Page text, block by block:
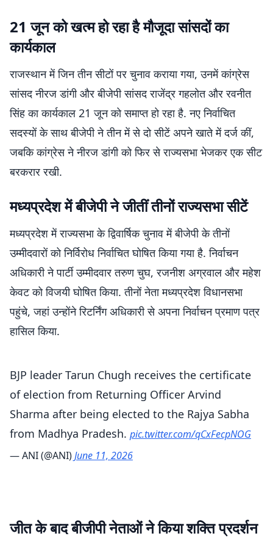
21 जून को खत्म हो रहा है मौजूदा सांसदों का
कार्यकाल
राजस्थान में जिन तीन सीटों पर चुनाव कराया गया, उनमें कांग्रेस
सांसद नीरज डांगी और बीजेपी सांसद राजेंद्र गहलोत और रवनीत
सिंह का कार्यकाल 21 जून को समाप्त हो रहा है. नए निर्वाचित
सदस्यों के साथ बीजेपी ने तीन में से दो सीटें अपने खाते में दर्ज कीं,
जबकि कांग्रेस ने नीरज डांगी को फिर से राज्यसभा भेजकर एक सीट
बरकरार रखी.
मध्यप्रदेश में बीजेपी ने जीतीं तीनों राज्यसभा सीटें
मध्यप्रदेश में राज्यसभा के द्विवार्षिक चुनाव में बीजेपी के तीनों
उम्मीदवारों को निर्विरोध निर्वाचित घोषित किया गया है. निर्वाचन
अधिकारी ने पार्टी उम्मीदवार तरुण चुघ, रजनीश अग्रवाल और महेश
केवट को विजयी घोषित किया. तीनों नेता मध्यप्रदेश विधानसभा
पहुंचे, जहां उन्होंने रिटर्निंग अधिकारी से अपना निर्वाचन प्रमाण पत्र
हासिल किया.
BJP leader Tarun Chugh receives the certificate
of election from Returning Officer Arvind
Sharma after being elected to the Rajya Sabha
from Madhya Pradesh. pic.twitter.com/qCxFecpNOG
— ANI (@ANI)June 11, 2026
जीत के बाद बीजीपी नेताओं ने किया शक्ति प्रदर्शन